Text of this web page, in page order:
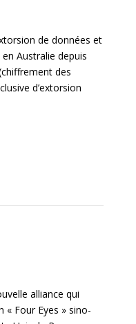
de données et
Australie depuis
des
d’extorsion
alliance qui
« Four Eyes » sino-